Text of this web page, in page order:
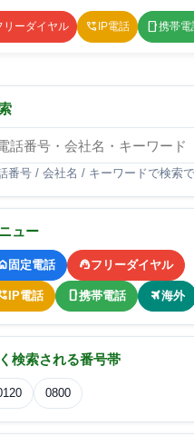
リーダイヤル IP電話 携帯電
番号 / 会社名 / キーワードで検索で
ュー
固定電話 フリーダイヤル
IP電話 携帯電話 海外
検索される番号帯
0800